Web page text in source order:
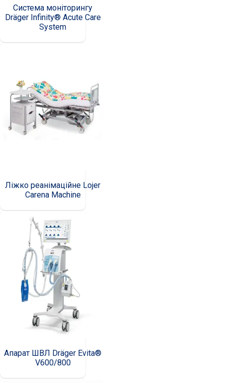
Cистема моніторингу
Dräger Infinity® Acute Care
System
Ліжко реанімаційне Lojer
Carena Machine
Апарат ШВЛ Dräger Evita®
V600/800